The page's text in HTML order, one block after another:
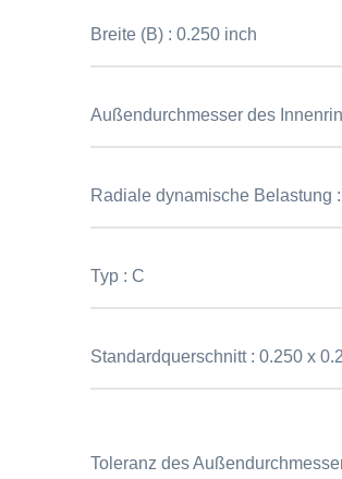
Breite (B) :0.250 inch
Außendurchmesser des
Radiale dynamische Belastung
Typ :C
Standardquerschnitt :0.250 x
Toleranz des